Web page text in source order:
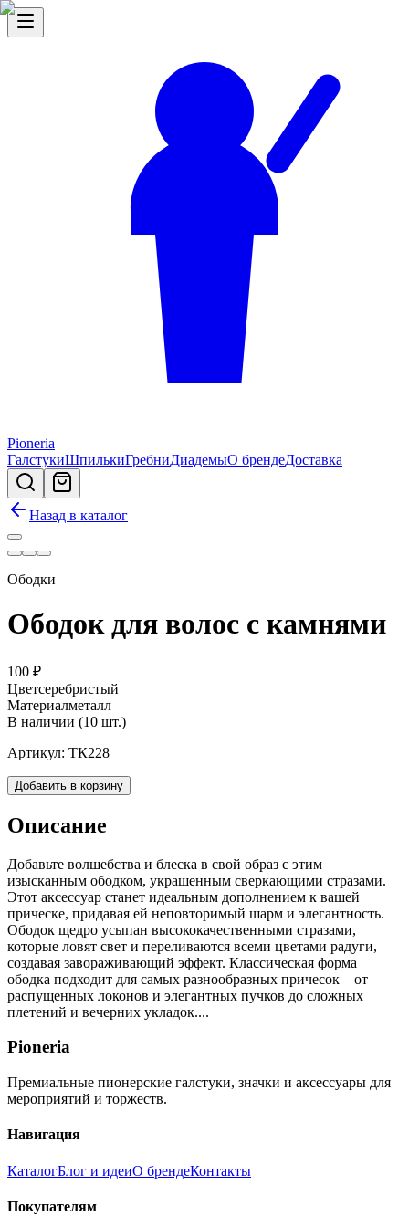
Pioneria
ГалстукиШпилькиГребниДиадемыО брендеДоставка
Назад в каталог
Ободки
Ободок для волос с камнями
100 ₽
Цветсеребристый
Материалметалл
В наличии (10 шт.)
Артикул: ТК228
Добавить в корзину
Описание
Добавьте волшебства и блеска в свой образ с этим
изысканным ободком, украшенным сверкающими стразами.
Этот аксессуар станет идеальным дополнением к вашей
прическе, придавая ей неповторимый шарм и элегантность.
Ободок щедро усыпан высококачественными стразами,
которые ловят свет и переливаются всеми цветами радуги,
создавая завораживающий эффект. Классическая форма
ободка подходит для самых разнообразных причесок – от
распущенных локонов и элегантных пучков до сложных
плетений и вечерних укладок....
Pioneria
Премиальные пионерские галстуки, значки и аксессуары для
мероприятий и торжеств.
Навигация
КаталогБлог и идеиО брендеКонтакты
Покупателям